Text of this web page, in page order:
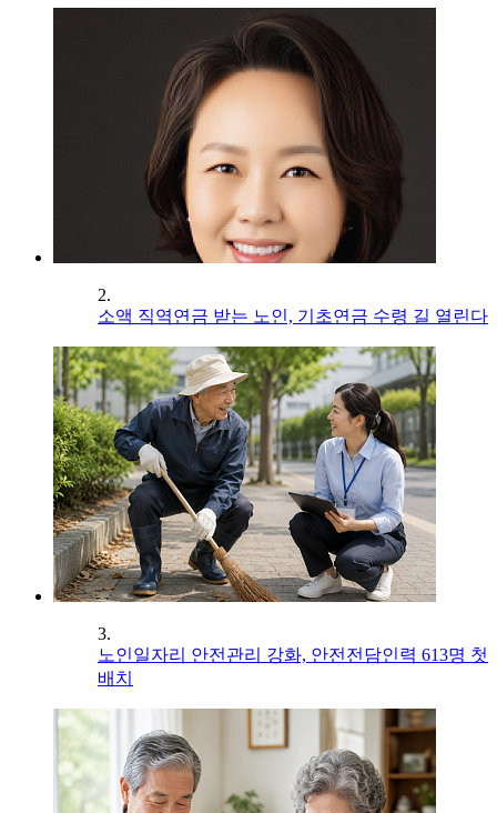
2.
소액 직역연금 받는 노인, 기초연금 수령 길 열린다
3.
노인일자리 안전관리 강화, 안전전담인력 613명 첫
배치